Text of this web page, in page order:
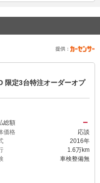
提供：
限定3台特注オーダーオプ
総額 －
価格
応談
2016年
1.6万km
車検整備無